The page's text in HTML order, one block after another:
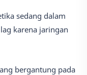
sedang dalam
karena jaringan
bergantung pada